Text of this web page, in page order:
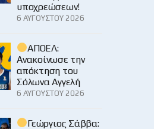
υποχρεώσεων!
6 ΑΥΓΟΎΣΤΟΥ 2026
ΑΠΟΕΛ:
Ανακοίνωσε την
απόκτηση του
Σόλωνα Αγγελή
6 ΑΥΓΟΎΣΤΟΥ 2026
Γεώργιος Σάββα: